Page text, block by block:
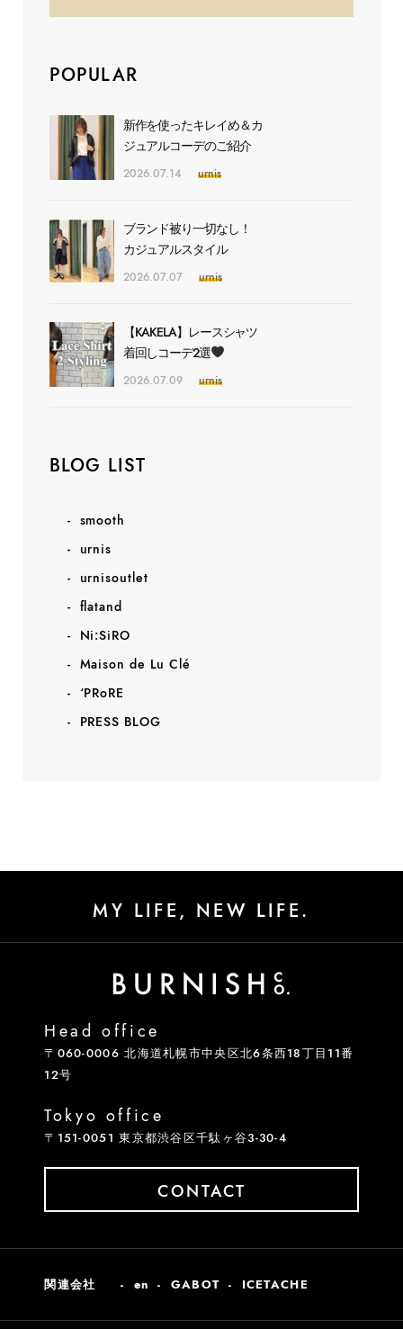
POPULAR
新作を使ったキレイめ＆カ
ジュアルコーデのご紹介
2026.07.14 urnis
ブランド被り一切なし！
カジュアルスタイル
2026.07.07 urnis
【KAKELA】レースシャツ
着回しコーデ2選
2026.07.09 urnis
BLOG LIST
smooth
urnis
urnisoutlet
flatand
Ni:SiRO
Maison de Lu Clé
‘PRoRE
PRESS BLOG
MY LIFE, NEW LIFE.
関連会社 en GABOT ICETACHE
Head office
〒060-0006 北海道札幌市中央区北6条西18丁目11番
12号
Tokyo office
〒151-0051 東京都渋谷区千駄ヶ谷3-30-4
CONTACT